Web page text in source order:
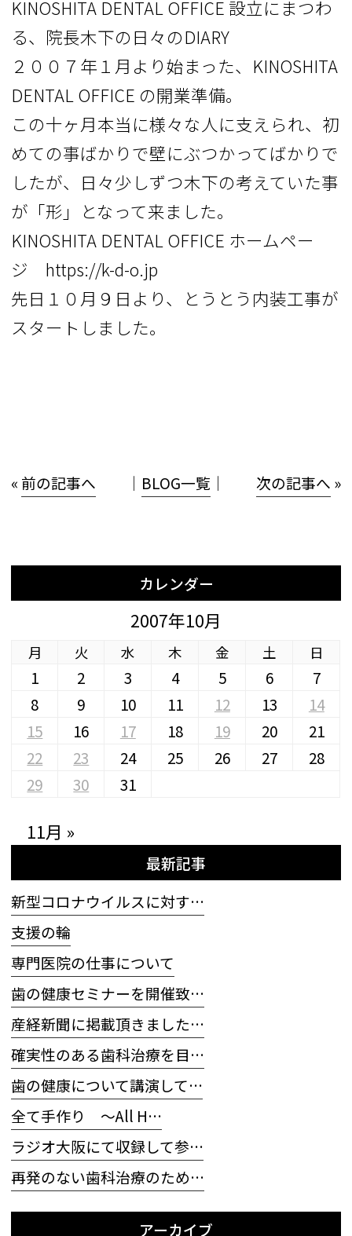
KINOSHITA DENTAL OFFICE 設立にまつわ
る、院長木下の日々のDIARY
２００７年１月より始まった、KINOSHITA
DENTAL OFFICE の開業準備。
この十ヶ月本当に様々な人に支えられ、初
めての事ばかりで壁にぶつかってばかりで
したが、日々少しずつ木下の考えていた事
が「形」となって来ました。
KINOSHITA DENTAL OFFICE ホームペー
ジ https://k-d-o.jp
先日１０月９日より、とうとう内装工事が
スタートしました。
« 前の記事へ │ BLOG一覧 │ 次の記事へ »
カレンダー
2007年10月
月 火 水 木 金 土 日
1 2 3 4 5 6
7
8
9 10 11 12 13
14
15
16 17 18 19 20
21
22
23 24 25 26 27
28
29
30 31
11月 »
最新記事
新型コロナウイルスに対す…
支援の輪
専門医院の仕事について
歯の健康セミナーを開催致…
産経新聞に掲載頂きました…
確実性のある歯科治療を目…
歯の健康について講演して…
全て手作り 〜All H…
ラジオ大阪にて収録して参…
再発のない歯科治療のため…
アーカイブ